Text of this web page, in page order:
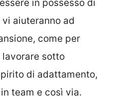
in possesso di
aiuteranno ad
come per
sotto
di adattamento,
team e così via.